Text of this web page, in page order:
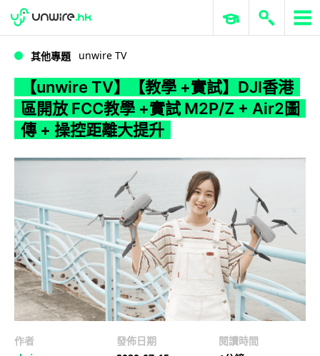
WWDC 2026 ERP 與商業 AI
其他專題 unwire TV
【unwire TV】【教學 +實試】DJI香港
區開放 FCC教學 +實試 M2P/Z + Air2圖
傳 + 操控距離大提升
作者
發佈日期
閱讀時間